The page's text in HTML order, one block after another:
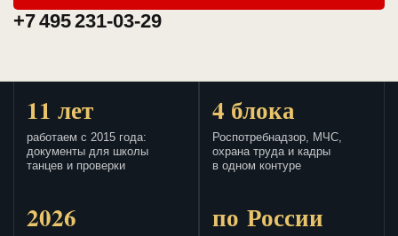
+7 495 231-03-29
11 лет
работаем с 2015 года:
документы для школы
танцев и проверки
4 блока
Роспотребнадзор, МЧС,
охрана труда и кадры
в одном контуре
2026 по России